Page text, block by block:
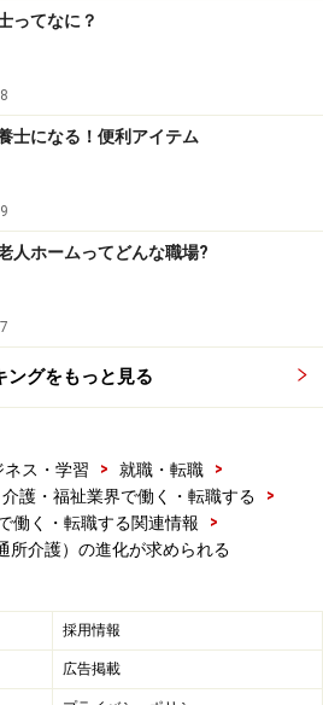
ってなに？
士になる！便利アイテム
人ホームってどんな職場?
ングをもっと見る
ネス・学習 > 就職・転職
>
介護・福祉業界で働く・転職する
>
働く・転職する関連情報
>
所介護）の進化が求められる
採用情報
広告掲載